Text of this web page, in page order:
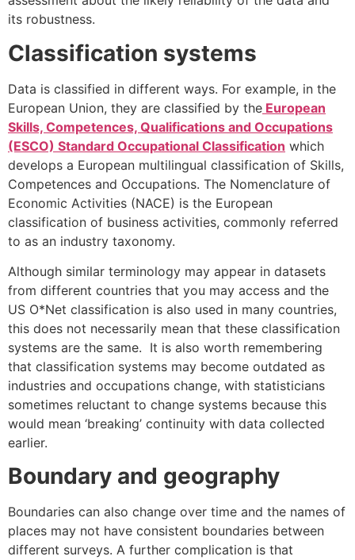
its robustness.
Classification systems
Data is classified in different ways. For example, in the
European Union, they are classified by the European
Skills, Competences, Qualifications and Occupations
(ESCO) Standard Occupational Classification which
develops a European multilingual classification of Skills,
Competences and Occupations. The Nomenclature of
Economic Activities (NACE) is the European
classification of business activities, commonly referred
to as an industry taxonomy.
Although similar terminology may appear in datasets
from different countries that you may access and the
US O*Net classification is also used in many countries,
this does not necessarily mean that these classification
systems are the same. It is also worth remembering
that classification systems may become outdated as
industries and occupations change, with statisticians
sometimes reluctant to change systems because this
would mean ‘breaking’ continuity with data collected
earlier.
Boundary and geography
Boundaries can also change over time and the names of
places may not have consistent boundaries between
different surveys. A further complication is that